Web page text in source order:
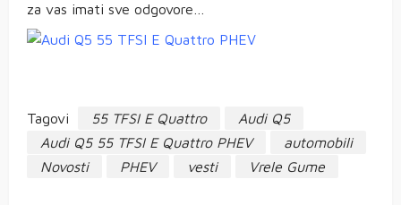
za vas imati sve odgovore…
Tagovi 55 TFSI E Quattro
Audi Q5
Audi Q5 55 TFSI E Quattro PHEV
automobili
Novosti
PHEV vesti Vrele Gume